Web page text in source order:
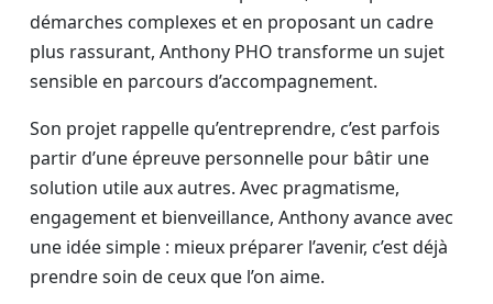
démarches complexes et en proposant un cadre
plus rassurant, Anthony PHO transforme un sujet
sensible en parcours d’accompagnement.
Son projet rappelle qu’entreprendre, c’est parfois
partir d’une épreuve personnelle pour bâtir une
solution utile aux autres. Avec pragmatisme,
engagement et bienveillance, Anthony avance avec
une idée simple : mieux préparer l’avenir, c’est déjà
prendre soin de ceux que l’on aime.